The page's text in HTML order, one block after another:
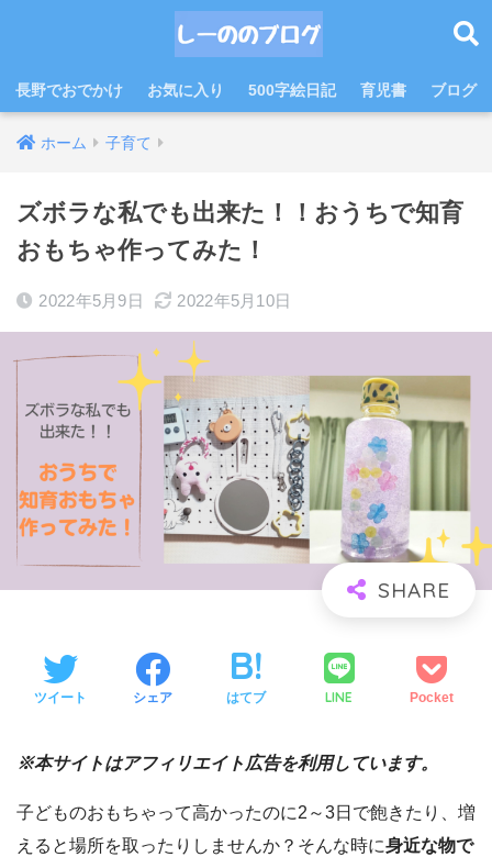
長野でおでかけ お気に入り 500字絵日記 育児書 ブログ
ホーム 子育て
ズボラな私でも出来た！！おうちで知育
おもちゃ作ってみた！
2022年5月9日 2022年5月10日
ツイート シェア はてブ LINE Pocket
※本サイトはアフィリエイト広告を利用しています。
子どものおもちゃって高かったのに2～3日で飽きたり、増
えると場所を取ったりしませんか？そんな時に身近な物で